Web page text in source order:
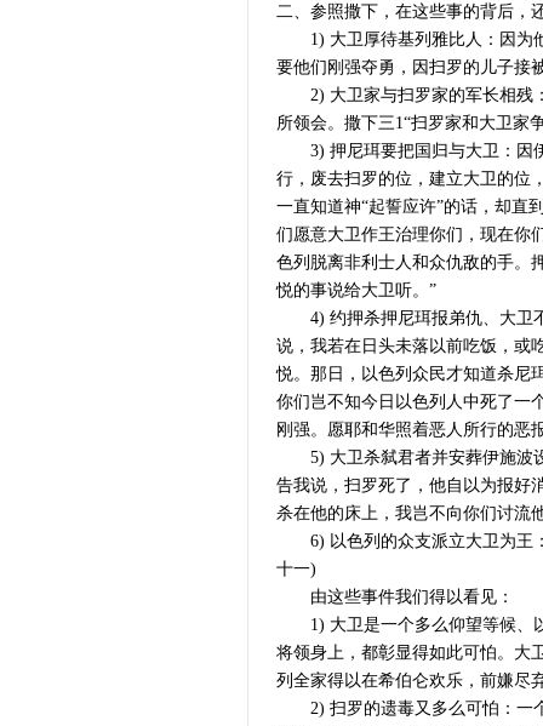
二、参照撒下，在这些事的背后，
1) 大卫厚待基列雅比人：因为他
要他们刚强夺勇，因扫罗的儿子接
2) 大卫家与扫罗家的军长相残：
所领会。撒下三1“扫罗家和大卫家
3) 押尼珥要把国归与大卫：因伊
行，废去扫罗的位，建立大卫的位
一直知道神“起誓应许”的话，却直
们愿意大卫作王治理你们，现在你
色列脱离非利士人和众仇敌的手。
悦的事说给大卫听。”
4) 约押杀押尼珥报弟仇、大卫不
说，我若在日头未落以前吃饭，
悦。那日，以色列众民才知道杀尼
你们岂不知今日以色列人中死了一
刚强。愿耶和华照着恶人所行的恶
5) 大卫杀弑君者并安葬伊施波设
告我说，扫罗死了，他自以为报好
杀在他的床上，我岂不向你们讨流
6) 以色列的众支派立大卫为王：
十一)
由这些事件我们得以看见：
1) 大卫是一个多么仰望等候、以
将领身上，都彰显得如此可怕。大
列全家得以在希伯仑欢乐，前嫌尽
2) 扫罗的遗毒又多么可怕：一个